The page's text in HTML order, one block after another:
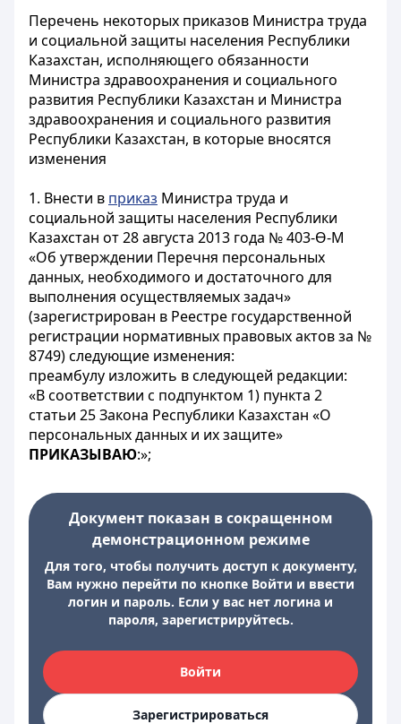
Перечень некоторых приказов Министра труда
и социальной защиты населения Республики
Казахстан, исполняющего обязанности
Министра здравоохранения и социального
развития Республики Казахстан и Министра
здравоохранения и социального развития
Республики Казахстан, в которые вносятся
изменения
1. Внести в приказ Министра труда и
социальной защиты населения Республики
Казахстан от 28 августа 2013 года № 403-Ө-М
«Об утверждении Перечня персональных
данных, необходимого и достаточного для
выполнения осуществляемых задач»
(зарегистрирован в Реестре государственной
регистрации нормативных правовых актов за №
8749) следующие изменения:
преамбулу изложить в следующей редакции:
«В соответствии с подпунктом 1) пункта 2
статьи 25 Закона Республики Казахстан «О
персональных данных и их защите»
ПРИКАЗЫВАЮ:»;
Документ показан в сокращенном
демонстрационном режиме
Для того, чтобы получить доступ к документу,
Вам нужно перейти по кнопке Войти и ввести
логин и пароль. Если у вас нет логина и
пароля, зарегистрируйтесь.
Войти
Зарегистрироваться